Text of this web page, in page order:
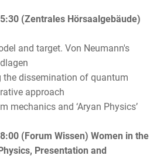
(Zentrales Hörsaalgebäude)
and target. Von Neumann's
the dissemination of quantum
approach
mechanics and ‘Aryan Physics’
(Forum Wissen) Women in the
Presentation and